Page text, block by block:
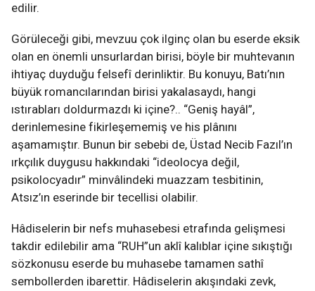
edilir.
Görüleceği gibi, mevzuu çok ilginç olan bu eserde eksik
olan en önemli unsurlardan birisi, böyle bir muhtevanın
ihtiyaç duyduğu felsefî derinliktir. Bu konuyu, Batı’nın
büyük romancılarından birisi yakalasaydı, hangi
ıstırabları doldurmazdı ki içine?.. “Geniş hayâl”,
derinlemesine fikirleşememiş ve his plânını
aşamamıştır. Bunun bir sebebi de, Üstad Necib Fazıl’ın
ırkçılık duygusu hakkındaki “ideolocya değil,
psikolocyadır” minvâlindeki muazzam tesbitinin,
Atsız’ın eserinde bir tecellisi olabilir.
Hâdiselerin bir nefs muhasebesi etrafında gelişmesi
takdir edilebilir ama “RUH”un aklî kalıblar içine sıkıştığı
sözkonusu eserde bu muhasebe tamamen sathî
sembollerden ibarettir. Hâdiselerin akışındaki zevk,